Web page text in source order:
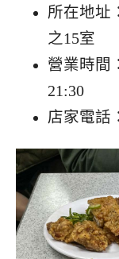
所在地址
之15室
營業時間
21:30
店家電話